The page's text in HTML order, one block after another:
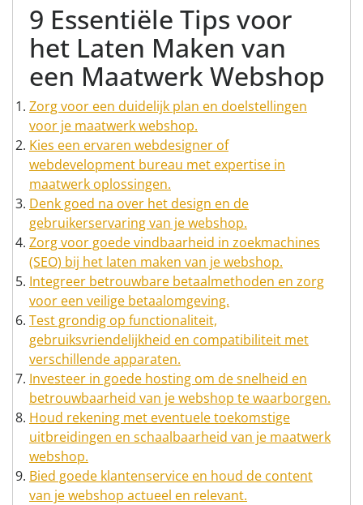
9 Essentiële Tips voor
het Laten Maken van
een Maatwerk Webshop
Zorg voor een duidelijk plan en doelstellingen
voor je maatwerk webshop.
Kies een ervaren webdesigner of
webdevelopment bureau met expertise in
maatwerk oplossingen.
Denk goed na over het design en de
gebruikerservaring van je webshop.
Zorg voor goede vindbaarheid in zoekmachines
(SEO) bij het laten maken van je webshop.
Integreer betrouwbare betaalmethoden en zorg
voor een veilige betaalomgeving.
Test grondig op functionaliteit,
gebruiksvriendelijkheid en compatibiliteit met
verschillende apparaten.
Investeer in goede hosting om de snelheid en
betrouwbaarheid van je webshop te waarborgen.
Houd rekening met eventuele toekomstige
uitbreidingen en schaalbaarheid van je maatwerk
webshop.
Bied goede klantenservice en houd de content
van je webshop actueel en relevant.